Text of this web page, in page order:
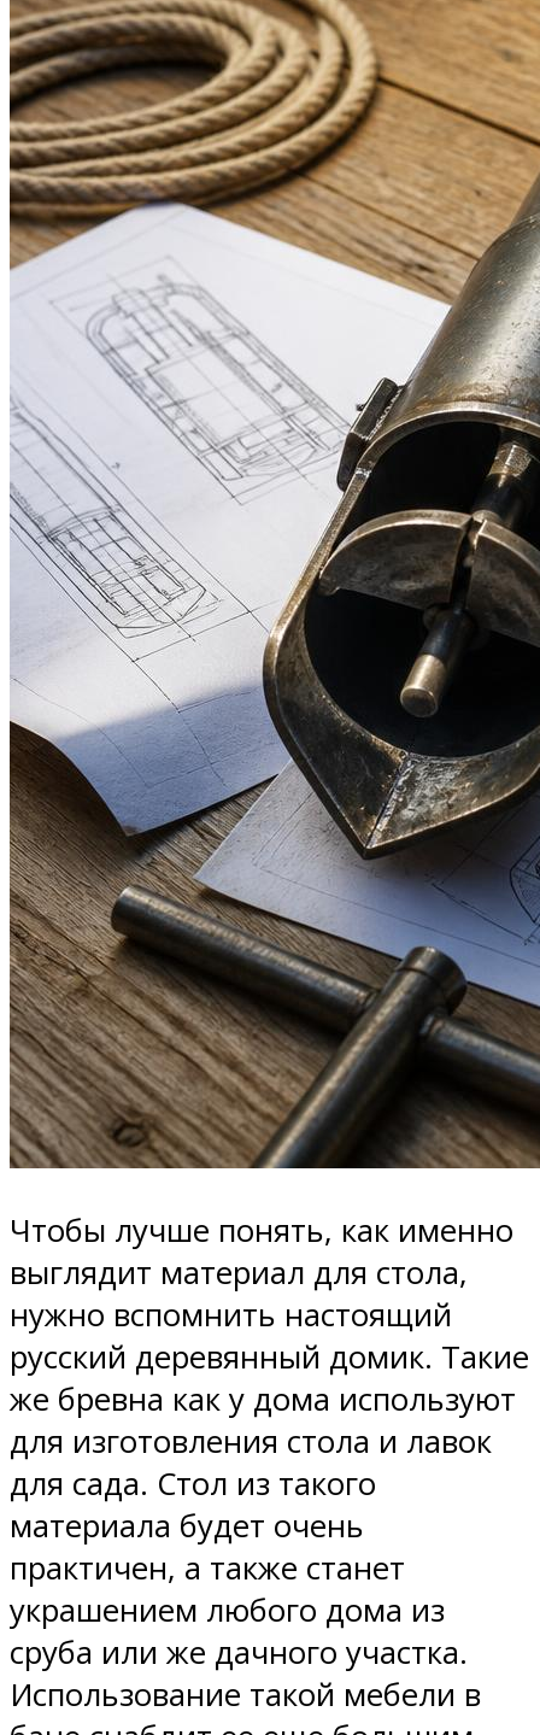
Чтобы лучше понять, как именно
выглядит материал для стола,
нужно вспомнить настоящий
русский деревянный домик. Такие
же бревна как у дома используют
для изготовления стола и лавок
для сада. Стол из такого
материала будет очень
практичен, а также станет
украшением любого дома из
сруба или же дачного участка.
Использование такой мебели в